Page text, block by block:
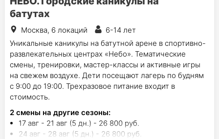
батутах
Москва, 6 локаций
6-14 лет
Уникальные каникулы на батутной арене в спортивно-
развлекательных центрах «Небо». Тематические
смены, тренировки, мастер-классы и активные игры
на свежем воздухе. Дети посещают лагерь по будням
с 9:00 до 19:00. Трехразовое питание входит в
стоимость.
2 смены на другие сезоны:
17 авг - 21 авг (5 дн.) - 26 800 руб.
24 авг - 28 авг (5 дн.) - 26 800 руб.